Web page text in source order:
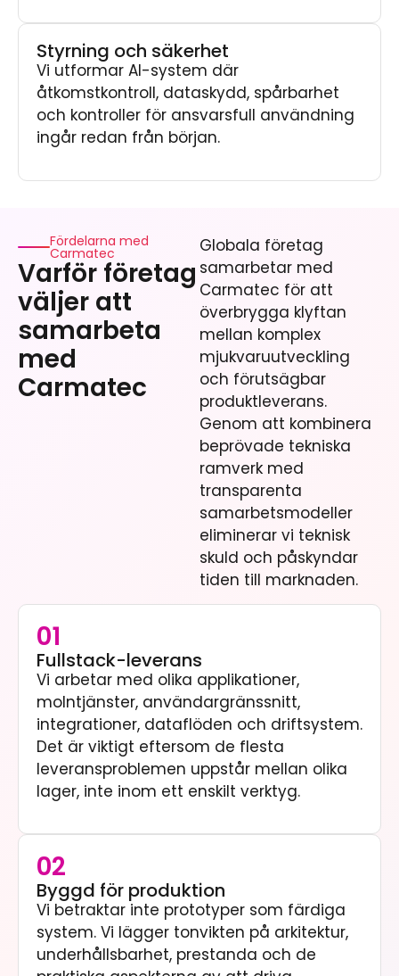
Styrning och säkerhet
Vi utformar AI-system där
åtkomstkontroll, dataskydd, spårbarhet
och kontroller för ansvarsfull användning
ingår redan från början.
Fördelarna med
Carmatec
Varför företag
väljer att
samarbeta
med
Carmatec
Globala företag
samarbetar med
Carmatec för att
överbrygga klyftan
mellan komplex
mjukvaruutveckling
och förutsägbar
produktleverans.
Genom att kombinera
beprövade tekniska
ramverk med
transparenta
samarbetsmodeller
eliminerar vi teknisk
skuld och påskyndar
tiden till marknaden.
01
Fullstack-leverans
Vi arbetar med olika applikationer,
molntjänster, användargränssnitt,
integrationer, dataflöden och driftsystem.
Det är viktigt eftersom de flesta
leveransproblemen uppstår mellan olika
lager, inte inom ett enskilt verktyg.
02
Byggd för produktion
Vi betraktar inte prototyper som färdiga
system. Vi lägger tonvikten på arkitektur,
underhållsbarhet, prestanda och de